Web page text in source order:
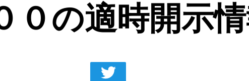
０の適時開示